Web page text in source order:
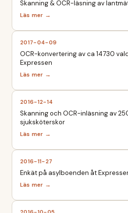
Skanning & OCR-läsning av
2017-04-09
OCR-konvertering av ca 14730
Expressen
2016-12-14
Skanning och OCR-inläsning av
sjuksköterskor
2016-11-27
Enkät på asylboenden åt